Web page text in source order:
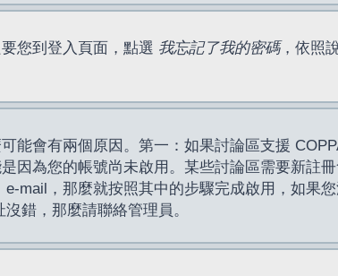
您到登入頁面，點選 我忘記了我的密碼，依照
能會有兩個原因。第一：如果討論區支援
因為您的帳號尚未啟用。某些討論區需要新註
mail，那麼就按照其中的步驟完成啟用，如果
錯，那麼請聯絡管理員。